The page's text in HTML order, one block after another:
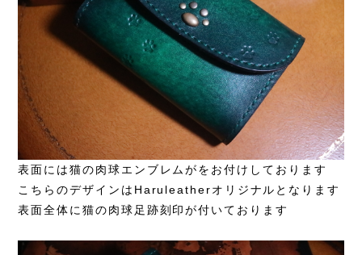
表面には猫の肉球エンブレムがをお付けしております
こちらのデザインはHaruleatherオリジナルとなります
表面全体に猫の肉球足跡刻印が付いております